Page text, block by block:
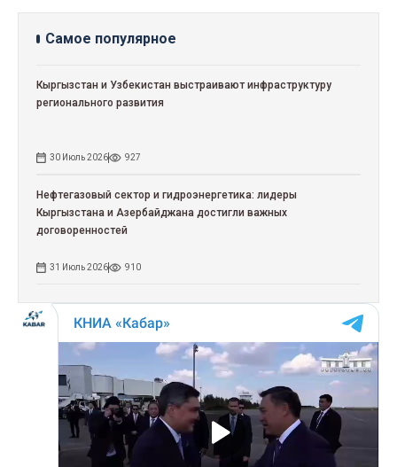
Самое популярное
Кыргызстан и Узбекистан выстраивают инфраструктуру
регионального развития
30 Июль 2026 927
Нефтегазовый сектор и гидроэнергетика: лидеры
Кыргызстана и Азербайджана достигли важных
договоренностей
31 Июль 2026 910